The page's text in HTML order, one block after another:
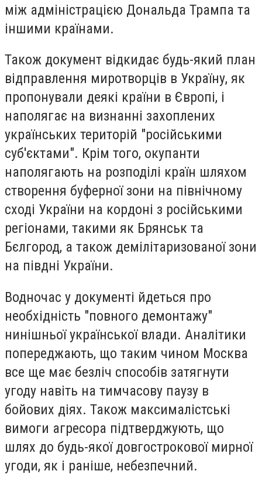
між адміністрацією Дональда Трампа та
іншими країнами.
Також документ відкидає будь-який план
відправлення миротворців в Україну, як
пропонували деякі країни в Європі, і
наполягає на визнанні захоплених
українських територій "російськими
суб'єктами". Крім того, окупанти
наполягають на розподілі країн шляхом
створення буферної зони на північному
сході України на кордоні з російськими
регіонами, такими як Брянськ та
Бєлгород, а також демілітаризованої зони
на півдні України.
Водночас у документі йдеться про
необхідність "повного демонтажу"
нинішньої української влади. Аналітики
попереджають, що таким чином Москва
все ще має безліч способів затягнути
угоду навіть на тимчасову паузу в
бойових діях. Також максималістські
вимоги агресора підтверджують, що
шлях до будь-якої довгострокової мирної
угоди, як і раніше, небезпечний.